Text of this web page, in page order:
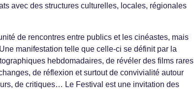
avec des structures culturelles, locales, régionales
de rencontres entre publics et les cinéastes, mais
manifestation telle que celle-ci se définit par la
hebdomadaires, de révéler des films rares
de réflexion et surtout de convivialité autour
de critiques… Le Festival est une invitation des